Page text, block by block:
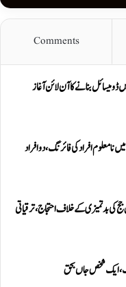
Comments
ڈومیسائل بنانے کا آن لائن آغاز
نامعلوم افراد کی فائرنگ، دو افراد
بدتمیزی کے خلاف احتجاج، ترقیاتی
ایک شخص جاں بحق